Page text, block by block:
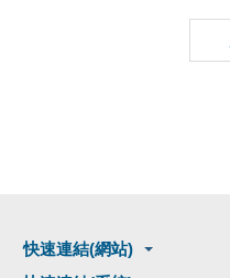
快速連結(網站)